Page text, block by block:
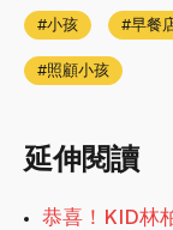
小孩 早餐
照顧小孩
延伸閱讀
恭喜！KID林